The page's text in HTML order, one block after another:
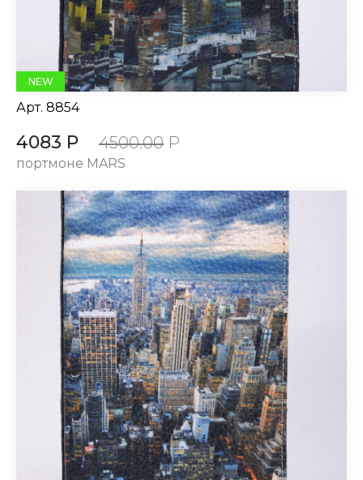
NEW
Арт. 8854
4083 Р 4500.00 Р
портмоне MARS